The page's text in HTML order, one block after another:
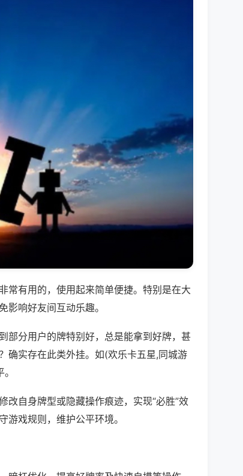
常有用的，使用起来简单便捷。特别是在大
影响好友间互动乐趣。
部分用户的牌特别好，总是能拿到好牌，甚
确实存在此类外挂。如(欢乐卡五星,同城游
改自身牌型或隐藏操作痕迹，实现“必胜”效
戏规则，维护公平环境。